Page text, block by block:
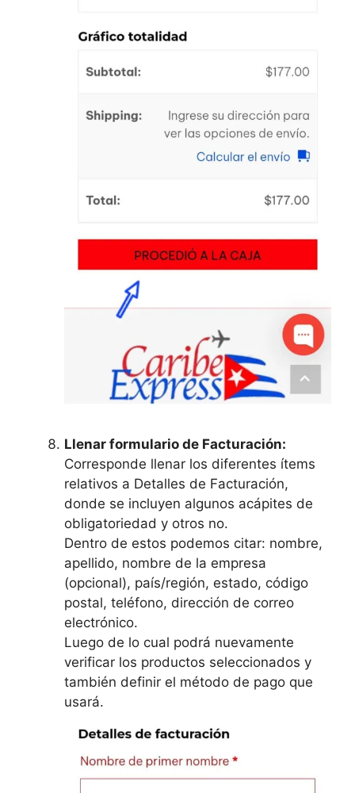
Llenar formulario de Facturación:
Corresponde llenar los diferentes ítems
relativos a Detalles de Facturación,
donde se incluyen algunos acápites de
obligatoriedad y otros no.
Dentro de estos podemos citar: nombre,
apellido, nombre de la empresa
(opcional), país/región, estado, código
postal, teléfono, dirección de correo
electrónico.
Luego de lo cual podrá nuevamente
verificar los productos seleccionados y
también definir el método de pago que
usará.